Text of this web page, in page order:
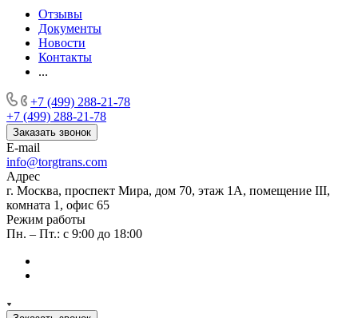
Отзывы
Документы
Новости
Контакты
...
+7 (499) 288-21-78
+7 (499) 288-21-78
Заказать звонок
E-mail
info@torgtrans.com
Адрес
г. Москва, проспект Мира, дом 70, этаж 1А, помещение III,
комната 1, офис 65
Режим работы
Пн. – Пт.: с 9:00 до 18:00